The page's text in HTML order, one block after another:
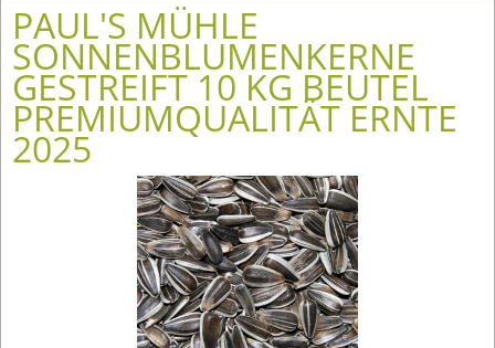
PAUL'S MÜHLE
SONNENBLUMENKERNE
GESTREIFT 10 KG BEUTEL
PREMIUMQUALITÄT ERNTE
2025